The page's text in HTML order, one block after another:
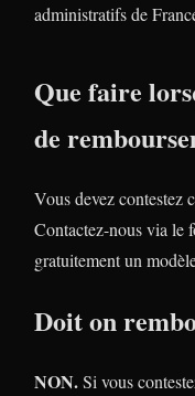
administratifs de
Que faire
de
Vous devez contestez
Contactez-nous via le
gratuitement un
Doit on
NON.Si vous